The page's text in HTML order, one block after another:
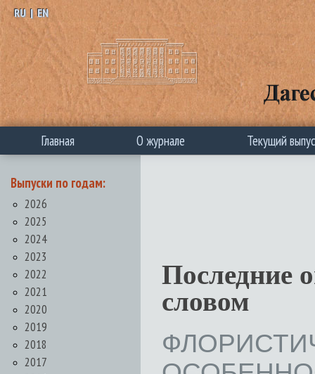
RU | EN
Главная О журнале Текущий
Выпуски по годам:
2026
2025
2024
2023
2022
2021
2020
2019
2018
2017
Последние
словом